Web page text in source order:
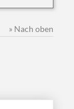
» Nach oben